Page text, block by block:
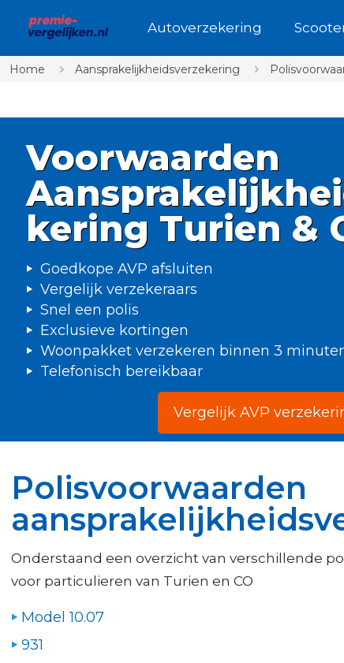
Autoverzekering
Home Aansprakelijkheidsverzekering
Voorwaarden
kering Turien &
Goedkope AVP afsluiten
Vergelijk verzekeraars
Snel een polis
Exclusieve kortingen
Woonpakket verzekeren binnen 3
Telefonisch bereikbaar
Vergelijk AVP
Polisvoorwaarden
Onderstaand een overzicht van verschillende
voor particulieren van Turien en CO
Model 10.07
931